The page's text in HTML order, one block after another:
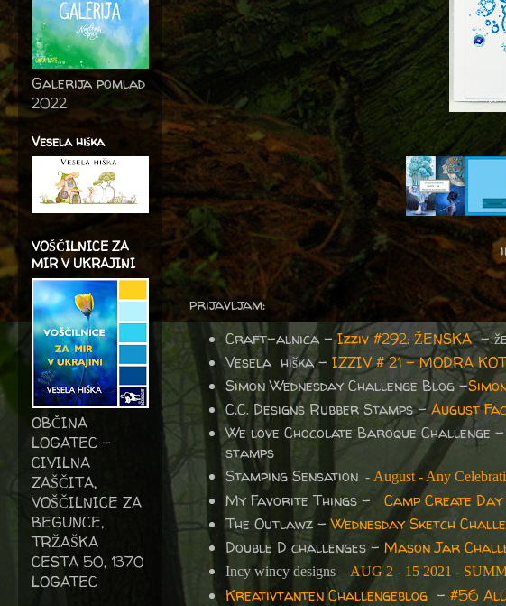
prijavljam:
Craft-alnica -Izziv #292: ŽENSKA-
Vesela hiška – IZZIV # 21 - MODRA
Simon Wednesday Challenge Blog -
C.C. Designs Rubber Stamps -August
We love Chocolate Baroque Challenge -
stamps
Stamping Sensation - August - Any
My Favorite Things - Camp Create
The Outlawz -Wednesday Sketch
Double D challenges - Mason Jar
Incy wincy designs – AUG 2 - 15 2021 -
Kreativtanten Challengeblog - #56
Galerija pomlad
2022
Vesela hiška
VOŠČILNICE ZA
MIR V UKRAJINI
OBČINA
LOGATEC -
CIVILNA
ZAŠČITA,
VOŠČILNICE ZA
BEGUNCE,
TRŽAŠKA
CESTA 50, 1370
LOGATEC